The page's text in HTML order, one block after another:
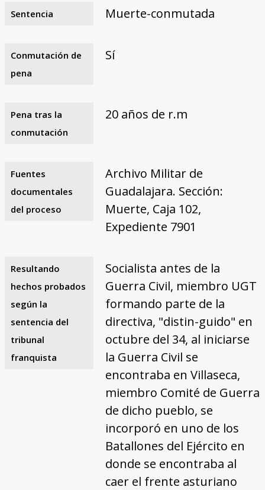
Sentencia Muerte-conmutada
Conmutación de
pena
Sí
Pena tras la
conmutación
20 años de r.m
Fuentes
documentales
del proceso
Archivo Militar de
Guadalajara. Sección:
Muerte, Caja 102,
Expediente 7901
Resultando
hechos probados
según la
sentencia del
tribunal
franquista
Socialista antes de la
Guerra Civil, miembro UGT
formando parte de la
directiva, "distin-guido" en
octubre del 34, al iniciarse
la Guerra Civil se
encontraba en Villaseca,
miembro Comité de Guerra
de dicho pueblo, se
incorporó en uno de los
Batallones del Ejército en
donde se encontraba al
caer el frente asturiano